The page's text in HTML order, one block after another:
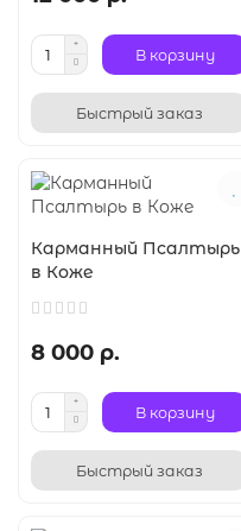
В корзину
Быстрый заказ
Карманный Псалтырь
в Коже
8 000 р.
В корзину
Быстрый заказ